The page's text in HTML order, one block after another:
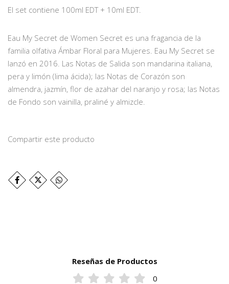
El set contiene 100ml EDT + 10ml EDT.
Eau My Secret de Women Secret es una fragancia de la
familia olfativa Ámbar Floral para Mujeres. Eau My Secret se
lanzó en 2016. Las Notas de Salida son mandarina italiana,
pera y limón (lima ácida); las Notas de Corazón son
almendra, jazmín, flor de azahar del naranjo y rosa; las Notas
de Fondo son vainilla, praliné y almizcle.
Compartir este producto
Reseñas de Productos
0